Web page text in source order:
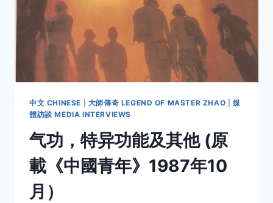
中文 CHINESE 大師傳奇 LEGEND OF MASTER ZHAO |媒
體訪談 MEDIA INTERVIEWS
气功，特异功能及其他 (原
載《中國青年》1987年10
月）